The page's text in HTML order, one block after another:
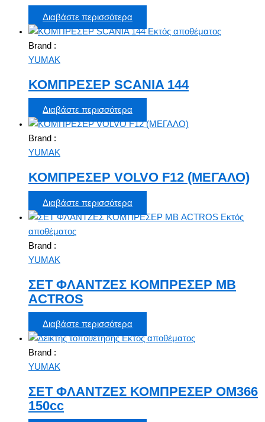
Διαβάστε περισσότερα
Εκτός αποθέματος
Brand :
YUMAK
ΚΟΜΠΡΕΣΕΡ SCANIA 144
Διαβάστε περισσότερα
Brand :
YUMAK
ΚΟΜΠΡΕΣΕΡ VOLVO F12 (ΜΕΓΑΛΟ)
Διαβάστε περισσότερα
Εκτός
αποθέματος
Brand :
YUMAK
ΣΕΤ ΦΛΑΝΤΖΕΣ ΚΟΜΠΡΕΣΕΡ ΜΒ
ACTROS
Διαβάστε περισσότερα
Εκτός αποθέματος
Brand :
YUMAK
ΣΕΤ ΦΛΑΝΤΖΕΣ ΚΟΜΠΡΕΣΕΡ ΟΜ366
150cc